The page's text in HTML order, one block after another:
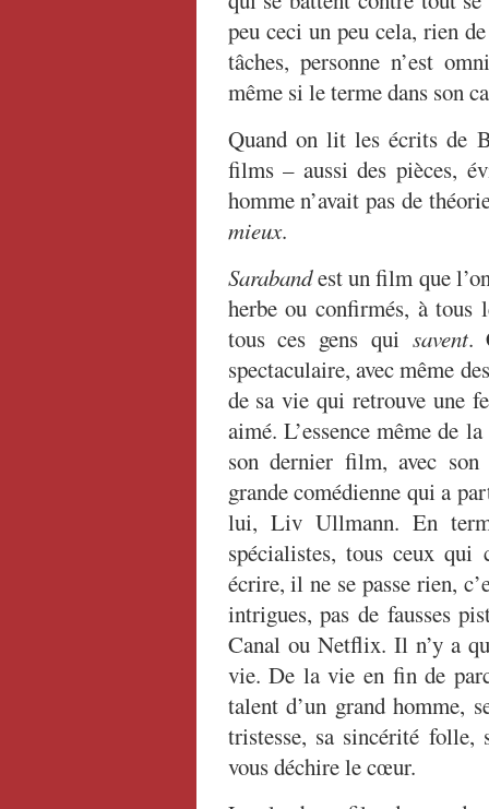
peu ceci un peu cela, rien
tâches, personne n’est
même si le terme dans son
Quand on lit les écrits de
films – aussi des pièces,
homme n’avait pas de
mieux.
Sarabandest un film que
herbe ou confirmés, à tous
tous ces gens qui savent.
spectaculaire, avec même
de sa vie qui retrouve une
aimé. L’essence même de
son dernier film, avec
grande comédienne qui a
lui, Liv Ullmann. En
spécialistes, tous ceux
écrire, il ne se passe rien,
intrigues, pas de fausses
Canal ou Netflix. Il n’y a
vie. De la vie en fin de
talent d’un grand homme,
tristesse, sa sincérité
vous déchire le cœur.